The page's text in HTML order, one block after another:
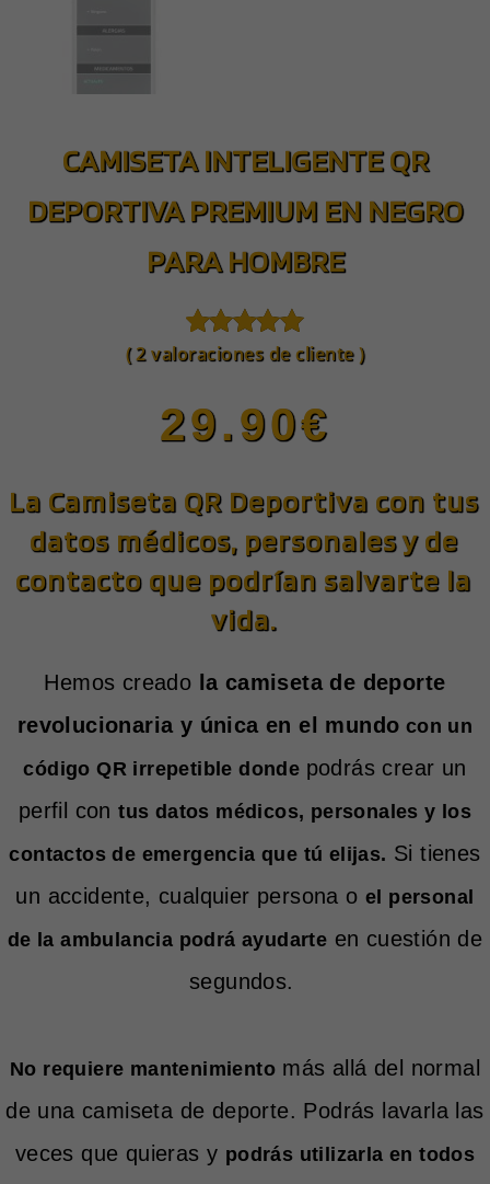
CAMISETA INTELIGENTE QR
DEPORTIVA PREMIUM EN NEGRO
PARA HOMBRE
5.00de
5
2
de
clientes
(2valoraciones de cliente )
29.90€
La Camiseta QR Deportiva con tus
datos médicos, personales y de
contacto que podrían salvarte la
vida.
Hemos creado la camiseta de deporte
revolucionaria y única en el mundo con un
código QR irrepetible donde podrás crear un
perfil contus datos médicos, personales y los
contactos de emergencia que tú elijas. Si tienes
un accidente, cualquier persona oel personal
de la ambulancia podrá ayudarte en cuestión de
segundos.
No requiere mantenimiento más allá del normal
de una camiseta de deporte. Podrás lavarla las
veces que quieras y podrás utilizarla en todos